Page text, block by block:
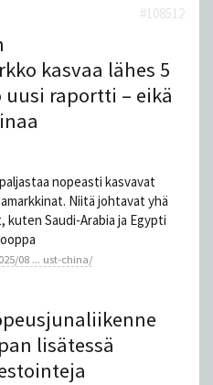
#108512
kasvaa lähes 5
uusi raportti – eikä
nopeasti kasvavat
Niitä johtavat yhä
Saudi-Arabia ja Egypti
08 ... ust-china/
lisätessä